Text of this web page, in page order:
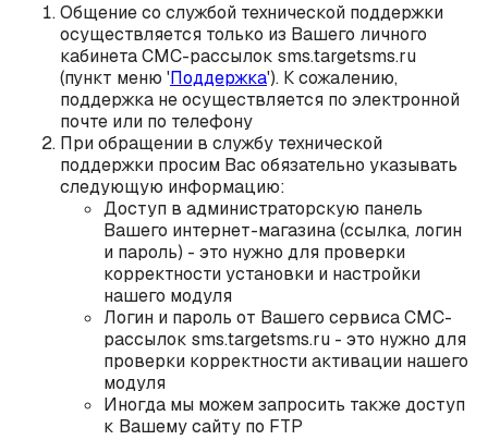
Общение со службой технической поддержки
осуществляется только из Вашего личного
кабинета СМС-рассылок sms.targetsms.ru
(пункт меню 'Поддержка'). К сожалению,
поддержка не осуществляется по электронной
почте или по телефону
При обращении в службу технической
поддержки просим Вас обязательно указывать
следующую информацию:
Доступ в администраторскую панель
Вашего интернет-магазина (ссылка, логин
и пароль) - это нужно для проверки
корректности установки и настройки
нашего модуля
Логин и пароль от Вашего сервиса СМС-
рассылок sms.targetsms.ru - это нужно для
проверки корректности активации нашего
модуля
Иногда мы можем запросить также доступ
к Вашему сайту по FTP